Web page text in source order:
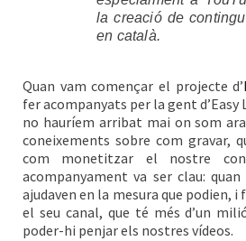
la creació de
en català.
Quan vam començar el projecte d’
fer acompanyats per la gent d’Easy
no hauríem arribat mai on som
coneixements sobre com gravar,
com monetitzar el nostre
acompanyament va ser clau:
ajudaven en la mesura que podien,
el seu canal, que té més d’un
poder-hi penjar els nostres vídeos.